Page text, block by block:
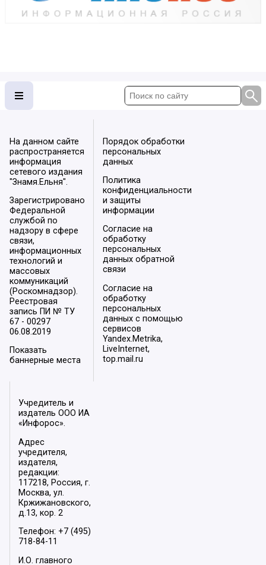
На данном сайте
распространяется
информация
сетевого издания
"Знамя.Ельня".
Зарегистрировано
Федеральной
службой по
надзору в сфере
связи,
информационных
технологий и
массовых
коммуникаций
(Роскомнадзор).
Реестровая
запись ПИ № ТУ
67 - 00297
06.08.2019
Показать
баннерные места
Порядок обработки
персональных
данных
Политика
конфиденциальности
и защиты
информации
Согласие на
обработку
персональных
данных обратной
связи
Согласие на
обработку
персональных
данных с помощью
сервисов
Yandex.Metrika,
LiveInternet,
top.mail.ru
Учредитель и
издатель ООО ИА
«Инфорос».
Адрес
учредителя,
издателя,
редакции:
117218, Россия, г.
Москва, ул.
Кржижановского,
д.13, кор. 2
Телефон: +7 (495)
718-84-11
И.О. главного